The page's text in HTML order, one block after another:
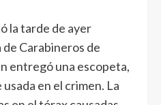
la tarde de ayer
Carabineros de
entregó una escopeta,
en el crimen. La